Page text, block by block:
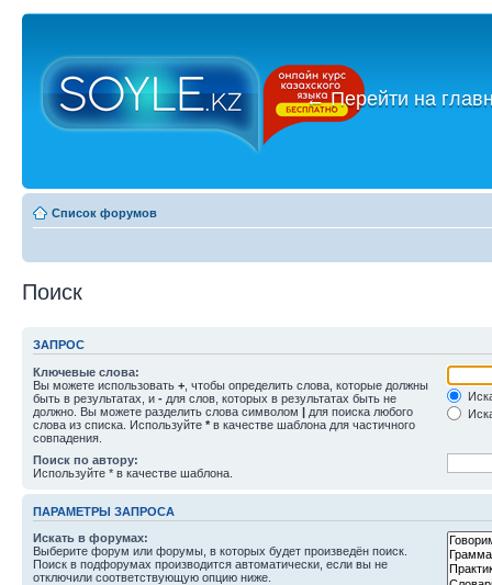
←Перейти на
Список форумов
Поиск
ЗАПРОС
Ключевые слова:
Вы можете использовать + , чтобы определить слова, которые должны
быть в результатах, и - для слов, которых в результатах быть не
должно. Вы можете разделить слова символом | для поиска любого
слова из списка. Используйте * в качестве шаблона для частичного
совпадения.
Поиск по автору:
Используйте * в качестве шаблона.
ПАРАМЕТРЫ ЗАПРОСА
Искать в форумах:
Выберите форум или форумы, в которых будет произведён поиск.
Поиск в подфорумах производится автоматически, если вы не
отключили соответствующую опцию ниже.